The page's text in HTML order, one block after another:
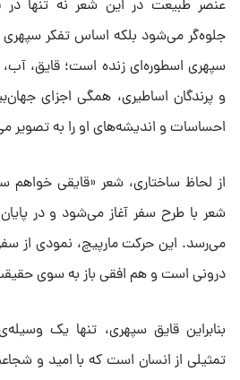
عنصر طبیعت در این شعر نه تنها در
جلوه‌گر می‌شود بلکه اساس تفکر سپهری
سپهری اسطوره‌ای زنده است؛ قایق،
و پرندگان اساطیری، همگی اجزای
احساسات و اندیشه‌های او را به تصویر
از لحاظ ساختاری، شعر «قایقی خواهم
شعر با طرح سفر آغاز می‌شود و در
می‌رسد. این حرکت مارپیچ، نمودی از
درونی است و هم افقی باز به سوی
بنابراین قایق سپهری، تنها یک
تمثیلی از انسان است که با امید و